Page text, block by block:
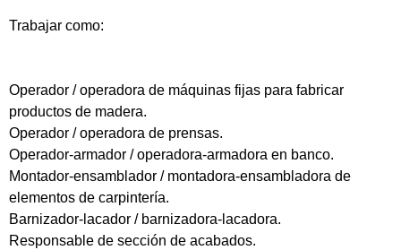
Trabajar como:
Operador / operadora de máquinas fijas para fabricar
productos de madera.
Operador / operadora de prensas.
Operador-armador / operadora-armadora en banco.
Montador-ensamblador / montadora-ensambladora de
elementos de carpintería.
Barnizador-lacador / barnizadora-lacadora.
Responsable de sección de acabados.